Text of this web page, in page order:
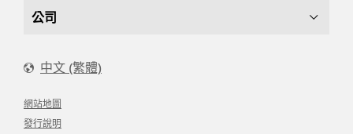
公司
中文 (繁體)
網站地圖
發行說明